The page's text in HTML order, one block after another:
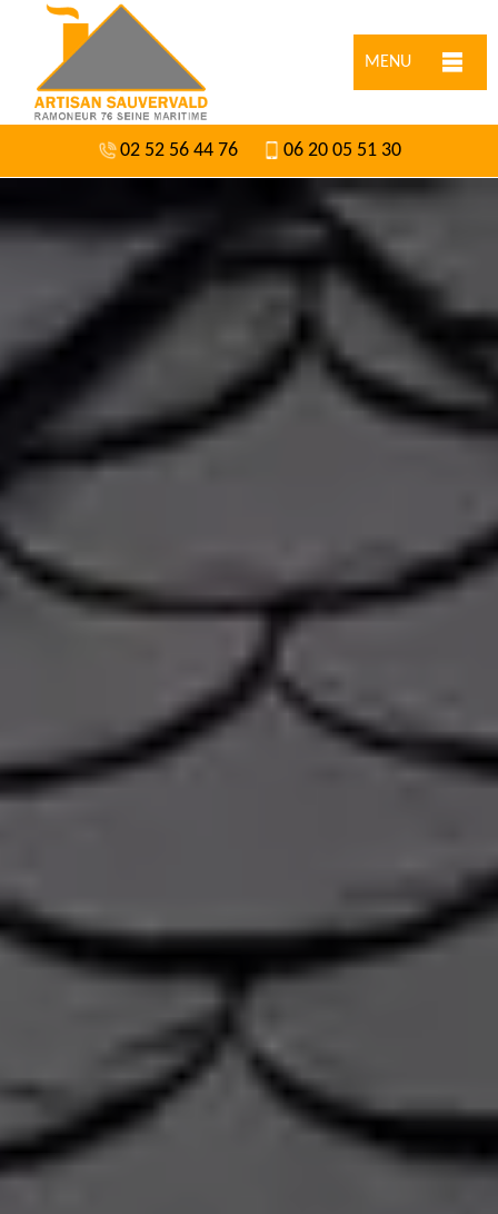
MENU
02 52 56 44 76 06 20 05 51 30